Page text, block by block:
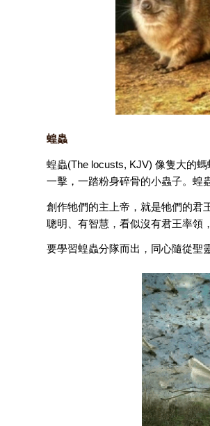
蝗蟲
蝗蟲(The locusts, KJV) 像隻大的
一擊，一踏粉身碎骨的小蟲子。蝗
創作牠們的主上帝，就是牠們的君
聰明、有智慧，看似沒有君王率領
要學習蝗蟲分隊而出，同心隨從聖